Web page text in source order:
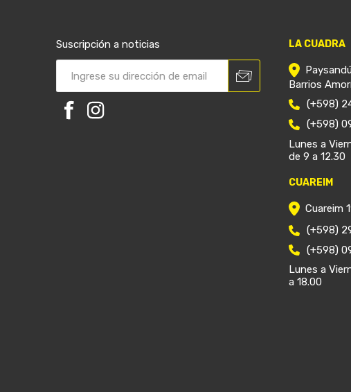
Suscripción a noticias LA CUADRA
Barrios
(+598)
(+598)
Lunes a
de 9 a 12.30
CUAREIM
Cuareim
(+598)
(+598)
Lunes a
a 18.00